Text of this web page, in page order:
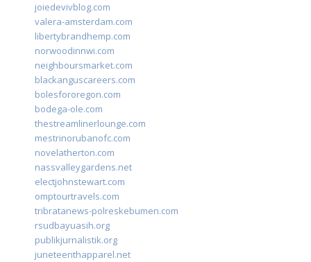
joiedevivblog.com
valera-amsterdam.com
libertybrandhemp.com
norwoodinnwi.com
neighboursmarket.com
blackanguscareers.com
bolesfororegon.com
bodega-ole.com
thestreamlinerlounge.com
mestrinorubanofc.com
novelatherton.com
nassvalleygardens.net
electjohnstewart.com
omptourtravels.com
tribratanews-polreskebumen.com
rsudbayuasih.org
publikjurnalistik.org
juneteenthapparel.net